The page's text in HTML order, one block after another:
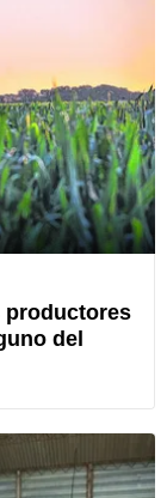
productores
del